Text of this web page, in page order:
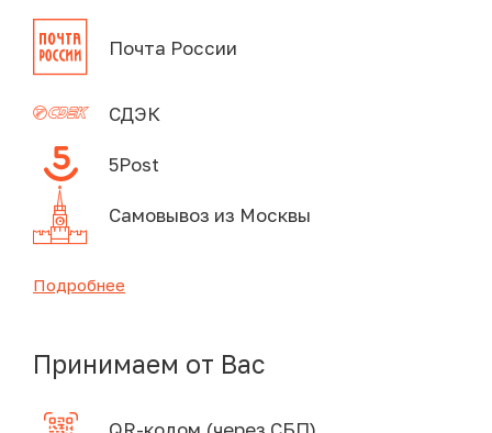
Почта России
СДЭК
5Post
Самовывоз из Москвы
Подробнее
Принимаем от Вас